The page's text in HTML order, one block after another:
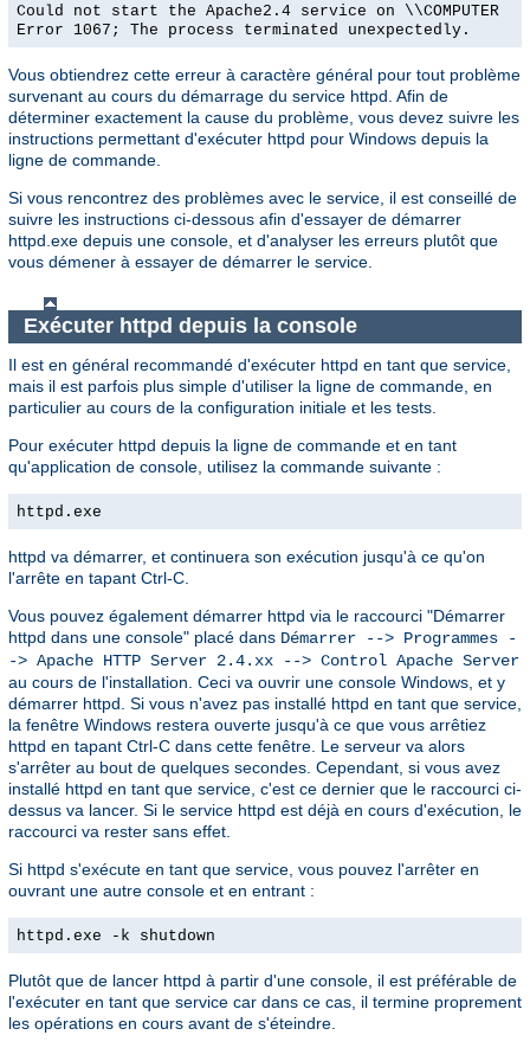
Could not start the Apache2.4 service on \\COMPUTER
Error 1067; The process terminated unexpectedly.
Vous obtiendrez cette erreur à caractère général pour tout problème
survenant au cours du démarrage du service httpd. Afin de
déterminer exactement la cause du problème, vous devez suivre les
instructions permettant d'exécuter httpd pour Windows depuis la
ligne de commande.
Si vous rencontrez des problèmes avec le service, il est conseillé de
suivre les instructions ci-dessous afin d'essayer de démarrer
httpd.exe depuis une console, et d'analyser les erreurs plutôt que
vous démener à essayer de démarrer le service.
Exécuter httpd depuis la console
Il est en général recommandé d'exécuter httpd en tant que service,
mais il est parfois plus simple d'utiliser la ligne de commande, en
particulier au cours de la configuration initiale et les tests.
Pour exécuter httpd depuis la ligne de commande et en tant
qu'application de console, utilisez la commande suivante :
httpd.exe
httpd va démarrer, et continuera son exécution jusqu'à ce qu'on
l'arrête en tapant Ctrl-C.
Vous pouvez également démarrer httpd via le raccourci "Démarrer
httpd dans une console" placé dans Démarrer --> Programmes -
-> Apache HTTP Server 2.4.xx --> Control Apache Server
au cours de l'installation. Ceci va ouvrir une console Windows, et y
démarrer httpd. Si vous n'avez pas installé httpd en tant que service,
la fenêtre Windows restera ouverte jusqu'à ce que vous arrêtiez
httpd en tapant Ctrl-C dans cette fenêtre. Le serveur va alors
s'arrêter au bout de quelques secondes. Cependant, si vous avez
installé httpd en tant que service, c'est ce dernier que le raccourci ci-
dessus va lancer. Si le service httpd est déjà en cours d'exécution, le
raccourci va rester sans effet.
Si httpd s'exécute en tant que service, vous pouvez l'arrêter en
ouvrant une autre console et en entrant :
httpd.exe -k shutdown
Plutôt que de lancer httpd à partir d'une console, il est préférable de
l'exécuter en tant que service car dans ce cas, il termine proprement
les opérations en cours avant de s'éteindre.